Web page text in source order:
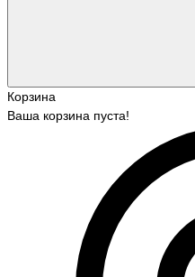
Корзина
Ваша корзина пуста!